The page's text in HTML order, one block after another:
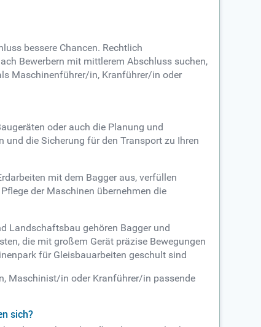
bessere Chancen. Rechtlich
Bewerbern mit mittlerem Abschluss suchen,
Maschinenführer/in, Kranführer/in oder
oder auch die Planung und
und die Sicherung für den Transport zu Ihren
mit dem Bagger aus, verfüllen
der Maschinen übernehmen die
Landschaftsbau gehören Bagger und
die mit großem Gerät präzise Bewegungen
für Gleisbauarbeiten geschult sind
Maschinist/in oder Kranführer/in passende
sich?